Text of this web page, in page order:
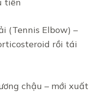
(Tennis Elbow) –
rồi tái
chậu – mới xuất